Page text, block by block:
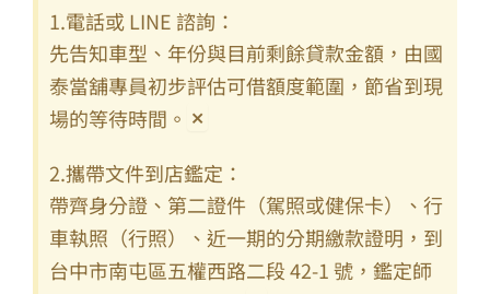
1.電話或 LINE 諮詢：
先告知車型、年份與目前剩餘貸款金額，由國
泰當舖專員初步評估可借額度範圍，節省到現
場的等待時間。 ×
2.攜帶文件到店鑑定：
帶齊身分證、第二證件（駕照或健保卡）、行
車執照（行照）、近一期的分期繳款證明，到
台中市南屯區五權西路二段 42-1 號，鑑定師